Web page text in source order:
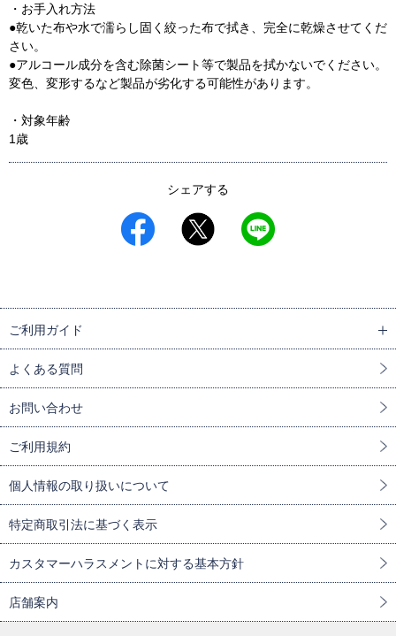
・お手入れ方法
●乾いた布や水で濡らし固く絞った布で拭き、完全に乾燥させてくだ
さい。
●アルコール成分を含む除菌シート等で製品を拭かないでください。
変色、変形するなど製品が劣化する可能性があります。
・対象年齢
1歳
シェアする
ご利用ガイド
よくある質問
お問い合わせ
ご利用規約
個人情報の取り扱いについて
特定商取引法に基づく表示
カスタマーハラスメントに対する基本方針
店舗案内